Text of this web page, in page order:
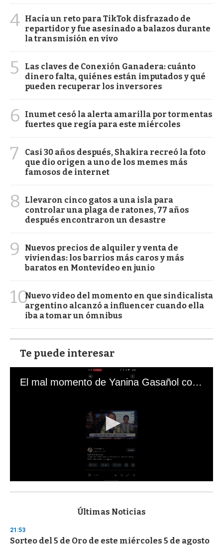
4 Hacía un reto para TikTok disfrazado de
repartidor y fue asesinado a balazos durante
la transmisión en vivo
5
Las claves de Conexión Ganadera: cuánto
dinero falta, quiénes están imputados y qué
pueden recuperar los inversores
6
Inumet cesó la alerta amarilla por tormentas
fuertes que regía para este miércoles
7
Casi 30 años después, Shakira recreó la foto
que dio origen a uno de los memes más
famosos de internet
8
Llevaron cinco gatos a una isla para
controlar una plaga de ratones, 77 años
después encontraron un desastre
9
Nuevos precios de alquiler y venta de
viviendas: los barrios más caros y más
baratos en Montevideo en junio
10Nuevo video del momento en que sindicalista
argentino alcanzó a influencer cuando ella
iba a tomar un ómnibus
Te puede interesar
El mal momento de Yanina Gasañol con un hincha argentino en "Subrayado"
s
d
s
Últimas Noticias
21:53
Sorteo del 5 de Oro de este miércoles 5 de agosto